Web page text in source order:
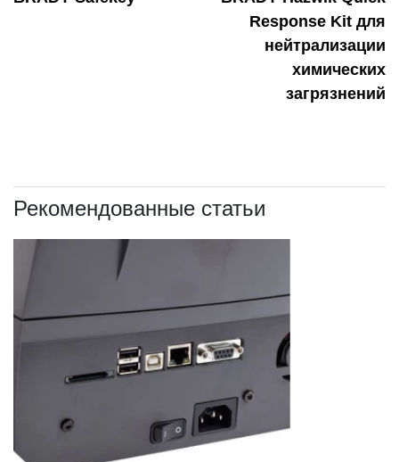
Response Kit для
нейтрализации
химических
загрязнений
Рекомендованные статьи